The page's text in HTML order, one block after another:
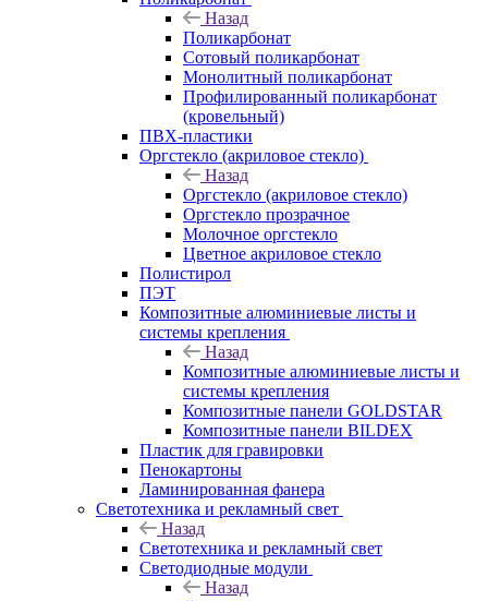
Назад
Поликарбонат
Сотовый поликарбонат
Монолитный поликарбонат
Профилированный поликарбонат
(кровельный)
ПВХ-пластики
Оргстекло (акриловое стекло)
Назад
Оргстекло (акриловое стекло)
Оргстекло прозрачное
Молочное оргстекло
Цветное акриловое стекло
Полистирол
ПЭТ
Композитные алюминиевые листы и
системы крепления
Назад
Композитные алюминиевые листы и
системы крепления
Композитные панели GOLDSTAR
Композитные панели BILDEX
Пластик для гравировки
Пенокартоны
Ламинированная фанера
Светотехника и рекламный свет
Назад
Светотехника и рекламный свет
Светодиодные модули
Назад